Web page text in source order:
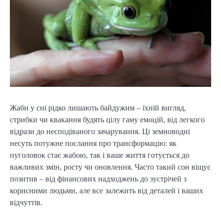
Жаби у сні рідко лишають байдужим – їхній вигляд,
стрибки чи квакання будять цілу гаму емоцій, від легкого
відрази до несподіваного зачарування. Ці земноводні
несуть потужне послання про трансформацію: як
пуголовок стає жабою, так і ваше життя готується до
важливих змін, росту чи оновлення. Часто такий сон віщує
позитив – від фінансових надходжень до зустрічей з
корисними людьми, але все залежить від деталей і ваших
відчуттів.